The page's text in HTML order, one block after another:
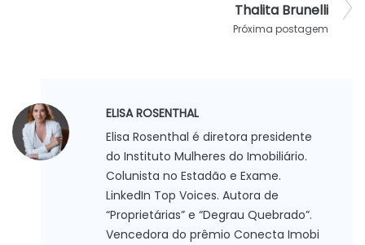
Thalita Brunelli
Próxima postagem
ELISA ROSENTHAL
Elisa Rosenthal é diretora presidente
do Instituto Mulheres do Imobiliário.
Colunista no Estadão e Exame.
LinkedIn Top Voices. Autora de
“Proprietárias” e “Degrau Quebrado”.
Vencedora do prêmio Conecta Imobi